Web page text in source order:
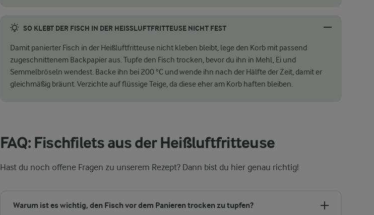
SO KLEBT DER FISCH IN DER HEISSLUFTFRITTEUSE NICHT FEST
Damit panierter Fisch in der Heißluftfritteuse nicht kleben bleibt, lege den Korb mit passend
zugeschnittenem Backpapier aus. Tupfe den Fisch trocken, bevor du ihn in Mehl, Ei und
Semmelbröseln wendest. Backe ihn bei 200 °C und wende ihn nach der Hälfte der Zeit, damit er
gleichmäßig bräunt. Verzichte auf flüssige Teige, da diese eher am Korb haften bleiben.
FAQ: Fischfilets aus der Heißluftfritteuse
Hast du noch offene Fragen zu unserem Rezept? Dann bist du hier genau richtig!
Warum ist es wichtig, den Fisch vor dem Panieren trocken zu tupfen?